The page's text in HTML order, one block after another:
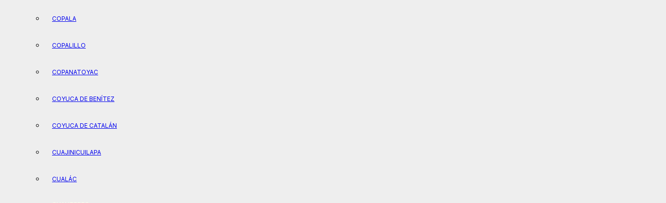
COPALA
COPALILLO
COPANATOYAC
COYUCA DE BENÍTEZ
COYUCA DE CATALÁN
CUAJINICUILAPA
CUALÁC